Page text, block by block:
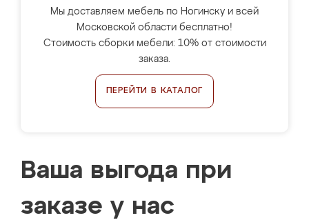
Мы доставляем мебель по Ногинску и всей
Московской области бесплатно!
Стоимость сборки мебели: 10% от стоимости
заказа.
ПЕРЕЙТИ В КАТАЛОГ
Ваша выгода при
заказе у нас